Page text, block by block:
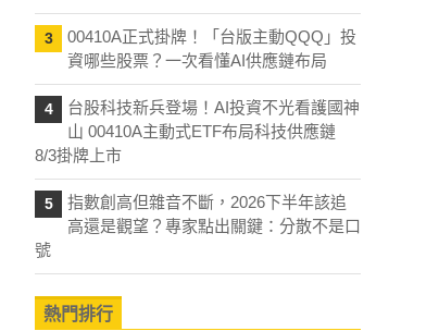
3
00410A正式掛牌！「台版主動QQQ」投
資哪些股票？一次看懂AI供應鏈布局
4
台股科技新兵登場！AI投資不光看護國神
山 00410A主動式ETF布局科技供應鏈
8/3掛牌上市
5
指數創高但雜音不斷，2026下半年該追
高還是觀望？專家點出關鍵：分散不是口
號
熱門排行